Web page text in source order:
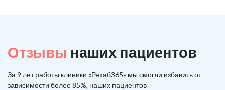
Отзывы наших пациентов
За 9 лет работы клиники «Рехаб365» мы смогли избавить от
зависимости более 85%, наших пациентов